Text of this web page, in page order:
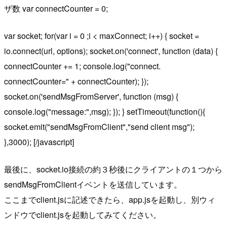
ザ数 var connectCounter = 0;
var socket; for(var i = 0 ;i < maxConnect; i++) { socket =
io.connect(url, options); socket.on('connect', function (data) {
connectCounter += 1; console.log("connect.
connectCounter=" + connectCounter); });
socket.on('sendMsgFromServer', function (msg) {
console.log("message:",msg); }); } setTimeout(function(){
socket.emit("sendMsgFromClient","send client msg");
},3000); [/javascript]
最後に、socket.io接続の約３秒後にクライアントの１つから
sendMsgFromClientイベントを送信しています。
ここまでclient.jsに記述できたら、app.jsを起動し、別ウィ
ンドウでclient.jsを起動してみてください。